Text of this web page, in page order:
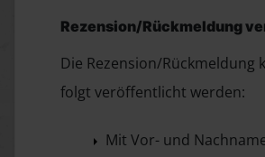
Rezension/Rückmeldung
Die Rezension/Rückmeldung
folgt veröffentlicht werden:
Mit Vor- und